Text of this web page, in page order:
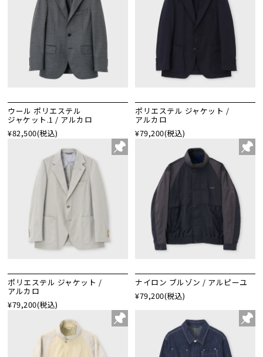
ウール ポリエステル
ジャケット.1 / アルカロ
¥82,500(税込)
ポリエステル ジャケット /
アルカロ
¥79,200(税込)
ポリエステル ジャケット /
アルカロ
¥79,200(税込)
ナイロン ブルゾン / アルピーユ
¥79,200(税込)